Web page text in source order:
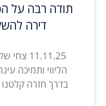
תודה רבה על
דירה
הליווי ותמיכה
בדרך חזרה